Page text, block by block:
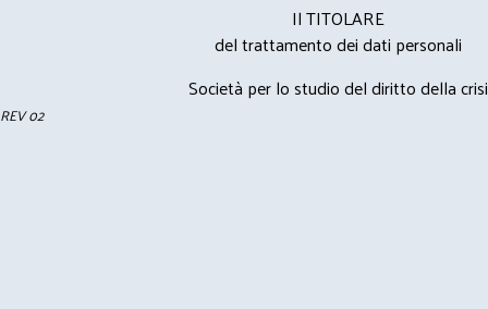
Il TITOLARE
del trattamento dei dati personali
Società per lo studio del diritto della crisi
REV 02